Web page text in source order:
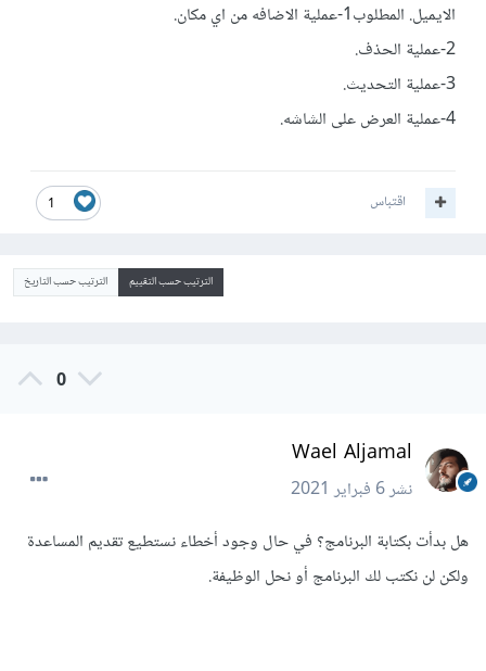
الايميل. المطلوب1-عملية الاضافه من اي مكان.
2-عملية الحذف.
3-عملية التحديث.
4-عملية العرض على الشاشه.
1 اقتباس
الترتيب حسب التقييم الترتيب حسب التاريخ
0
Wael Aljamal
نشر6 فبراير 2021
هل بدأت بكتابة البرنامج؟ في حال وجود أخطاء نستطيع تقديم المساعدة
ولكن لن نكتب لك البرنامج أو نحل الوظيفة.